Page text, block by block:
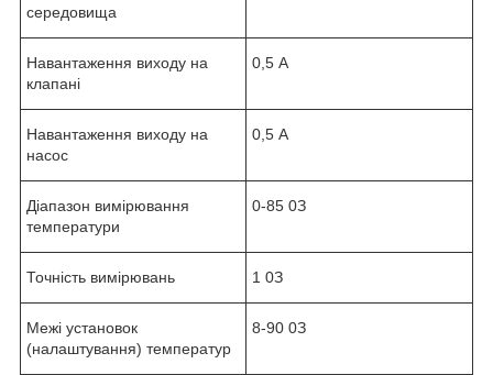
середовища
Навантаження виходу на
клапані
0,5 А
Навантаження виходу на
насос
0,5 А
Діапазон вимірювання
температури
0-85 0З
Точність вимірювань 1 0З
Межі установок
(налаштування) температур
8-90 0З